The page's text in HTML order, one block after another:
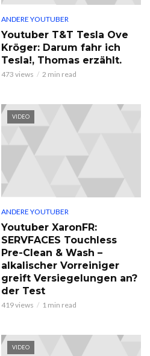
ANDERE YOUTUBER
Youtuber T&T Tesla Ove
Kröger: Darum fahr ich
Tesla!, Thomas erzählt.
473 views 2 min read
VIDEO
ANDERE YOUTUBER
Youtuber XaronFR:
SERVFACES Touchless
Pre-Clean & Wash –
alkalischer Vorreiniger
greift Versiegelungen an?
der Test
419 views 1 min read
VIDEO